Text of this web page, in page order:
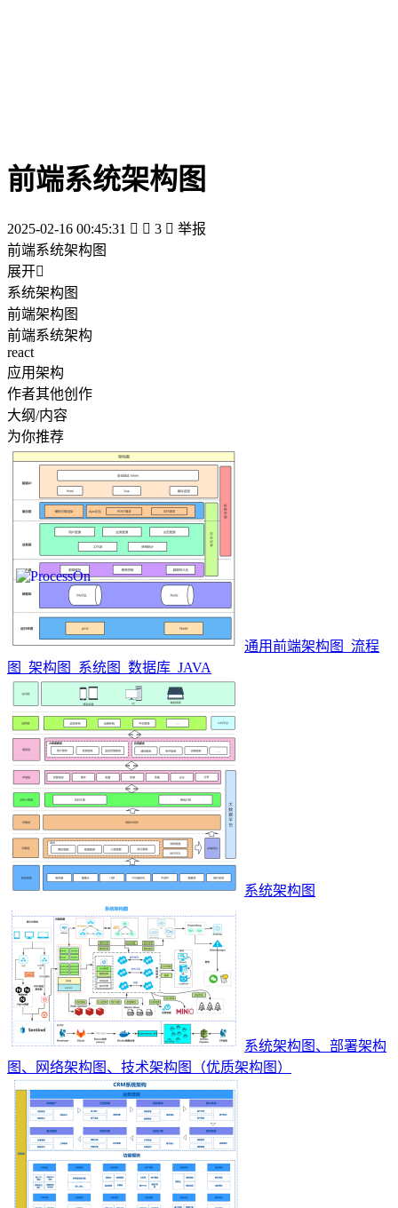
前端系统架构图
2025-02-16 00:45:31   3  举报
前端系统架构图
展开
系统架构图
前端架构图
前端系统架构
react
应用架构
作者其他创作
大纲/内容
为你推荐
通用前端架构图_流程
图_架构图_系统图_数据库_JAVA
系统架构图
系统架构图、部署架构
图、网络架构图、技术架构图（优质架构图）